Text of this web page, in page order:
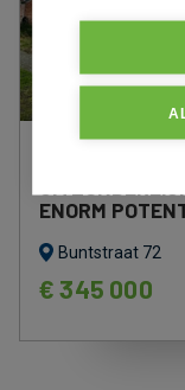
Buntstraat 72
ENORM
€ 345 000